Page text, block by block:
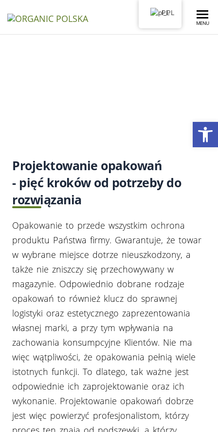
Organic
Polska
MENU
Projektowanie opakowań
- pięć kroków od potrzeby do
rozwiązania
Opakowanie to przede wszystkim ochrona
produktu Państwa firmy. Gwarantuje, że towar
w wybrane miejsce dotrze nieuszkodzony, a
także nie zniszczy się przechowywany w
magazynie. Odpowiednio dobrane rodzaje
opakowań to również klucz do sprawnej
logistyki oraz estetycznego zaprezentowania
własnej marki, a przy tym wpływania na
zachowania konsumpcyjne Klientów. Nie ma
więc wątpliwości, że opakowania pełnią wiele
istotnych funkcji. To dlatego, tak ważne jest
odpowiednie ich zaprojektowanie oraz ich
wykonanie. Projektowanie opakowań dobrze
jest więc powierzyć profesjonalistom, którzy
PL